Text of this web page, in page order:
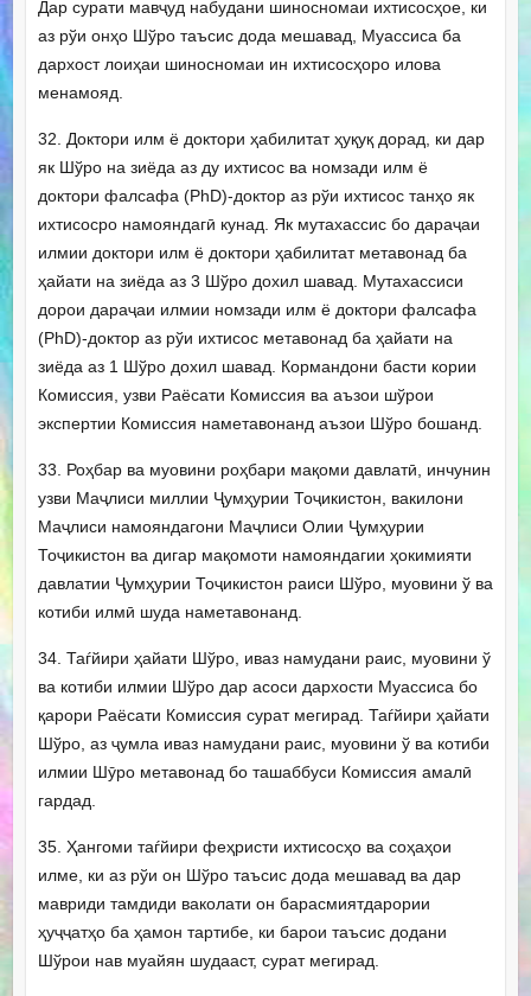
Дар сурати мавҷуд набудани шиносномаи ихтисосҳое, ки
аз рўи онҳо Шўро таъсис дода мешавад, Муассиса ба
дархост лоиҳаи шиносномаи ин ихтисосҳоро илова
менамояд.
32. Доктори илм ё доктори ҳабилитат ҳуқуқ дорад, ки дар
як Шўро на зиёда аз ду ихтисос ва номзади илм ё
доктори фалсафа (PhD)-доктор аз рўи ихтисос танҳо як
ихтисосро намояндагӣ кунад. Як мутахассис бо дараҷаи
илмии доктори илм ё доктори ҳабилитат метавонад ба
ҳайати на зиёда аз 3 Шўро дохил шавад. Мутахассиси
дорои дараҷаи илмии номзади илм ё доктори фалсафа
(PhD)-доктор аз рўи ихтисос метавонад ба ҳайати на
зиёда аз 1 Шўро дохил шавад. Кормандони басти кории
Комиссия, узви Раёсати Комиссия ва аъзои шўрои
экспертии Комиссия наметавонанд аъзои Шўро бошанд.
33. Роҳбар ва муовини роҳбари мақоми давлатӣ, инчунин
узви Маҷлиси миллии Ҷумҳурии Тоҷикистон, вакилони
Маҷлиси намояндагони Маҷлиси Олии Ҷумҳурии
Тоҷикистон ва дигар мақомоти намояндагии ҳокимияти
давлатии Ҷумҳурии Тоҷикистон раиси Шўро, муовини ў ва
котиби илмӣ шуда наметавонанд.
34. Таѓйири ҳайати Шўро, иваз намудани раис, муовини ў
ва котиби илмии Шўро дар асоси дархости Муассиса бо
қарори Раёсати Комиссия сурат мегирад. Таѓйири ҳайати
Шўро, аз ҷумла иваз намудани раис, муовини ў ва котиби
илмии Шӯро метавонад бо ташаббуси Комиссия амалӣ
гардад.
35. Ҳангоми таѓйири феҳристи ихтисосҳо ва соҳаҳои
илме, ки аз рўи он Шўро таъсис дода мешавад ва дар
мавриди тамдиди ваколати он барасмиятдарории
ҳуҷҷатҳо ба ҳамон тартибе, ки барои таъсис додани
Шўрои нав муайян шудааст, сурат мегирад.